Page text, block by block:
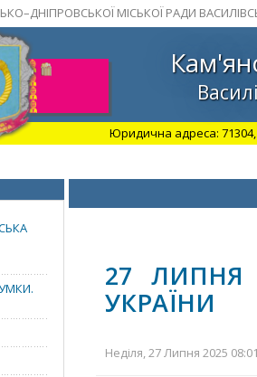
МІСЬКОЇ РАДИ
Юридична адреса: 71304,
27 ЛИПНЯ
УКРАЇНИ
Неділя, 27 Липня 2025